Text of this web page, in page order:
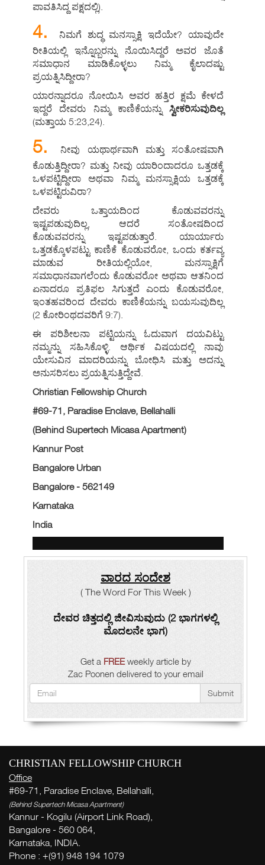
ಪಾವತಿಸಿದ್ದ ಪಕ್ಷದಲ್ಲಿ).
4.
ನಿಮಗೆ ಶುದ್ಧ ಮನಸ್ಸಾಕ್ಷಿ ಇದೆಯೇ? ಯಾವುದೇ
ರೀತಿಯಲ್ಲಿ ಇನ್ನೊಬ್ಬರನ್ನು ನೊಯಿಸಿದ್ದರೆ ಅವರ ಜೊತೆ
ಸಮಾಧಾನ ಮಾಡಿಕೊಳ್ಳಲು ನಿಮ್ಮ ಕೈಲಾದಷ್ಟು
ಪ್ರಯತ್ನಿಸಿದ್ದೀರಾ?
ಯಾರನ್ನಾದರೂ ನೋಯಿಸಿ ಅವರ ಹತ್ತಿರ ಕ್ಷಮೆ ಕೇಳದೆ
ಇದ್ದರೆ ದೇವರು ನಿಮ್ಮ ಕಾಣಿಕೆಯನ್ನು ಸ್ವೀಕರಿಸುವುದಿಲ್ಲ
(ಮತ್ತಾಯ 5:23,24).
5.
ನೀವು ಯಥಾರ್ಥವಾಗಿ ಮತ್ತು ಸಂತೋಷವಾಗಿ
ಕೊಡುತ್ತಿದ್ದೀರಾ? ಮತ್ತು ನೀವು ಯಾರಿಂದಾದರೂ ಒತ್ತಡಕ್ಕೆ
ಒಳಪಟ್ಟಿದ್ದೀರಾ ಅಥವಾ ನಿಮ್ಮ ಮನಸ್ಸಾಕ್ಷಿಯ ಒತ್ತಡಕ್ಕೆ
ಒಳಪಟ್ಟಿರುವಿರಾ?
ದೇವರು ಒತ್ತಾಯದಿಂದ ಕೊಡುವವರನ್ನು
ಇಷ್ಟಪಡುವುದಿಲ್ಲ, ಆದರೆ ಸಂತೋಷದಿಂದ
ಕೊಡುವವರನ್ನು ಇಷ್ಟಪಡುತ್ತಾರೆ. ಯಾರ್ಯಾರು
ಒತ್ತಡಕ್ಕೊಳಪಟ್ಟು ಕಾಣಿಕೆ ಕೊಡುವರೋ, ಒಂದು ಕರ್ತವ್ಯ
ಮಾಡುವ ರೀತಿಯಲ್ಲಿಯೋ, ಮನಸ್ಸಾಕ್ಷಿಗೆ
ಸಮಾಧಾನವಾಗಲೆಂದು ಕೊಡುವರೋ ಅಥವಾ ಆತನಿಂದ
ಏನಾದರೂ ಪ್ರತಿಫಲ ಸಿಗುತ್ತದೆ ಎಂದು ಕೊಡುವರೋ,
ಇಂತಹವರಿಂದ ದೇವರು ಕಾಣಿಕೆಯನ್ನು ಬಯಸುವುದಿಲ್ಲ
(2 ಕೋರಿಂಥದವರಿಗೆ 9:7).
ಈ ಪರಿಶೀಲನಾ ಪಟ್ಟಿಯನ್ನು ಓದುವಾಗ ದಯವಿಟ್ಟು
ನಮ್ಮನ್ನು ಸಹಿಸಿಕೊಳ್ಳಿ. ಆರ್ಥಿಕ ವಿಷಯದಲ್ಲಿ ನಾವು
ಯೇಸುವಿನ ಮಾದರಿಯನ್ನು ಬೋಧಿಸಿ ಮತ್ತು ಅದನ್ನು
ಅನುಸರಿಸಲು ಪ್ರಯತ್ನಿಸುತ್ತಿದ್ದೇವೆ.
Christian Fellowship Church
#69-71, Paradise Enclave, Bellahalli
(Behind Supertech Micasa Apartment)
Kannur Post
Bangalore Urban
Bangalore - 562149
Karnataka
India
ವಾರದ ಸಂದೇಶ
( The Word For This Week )
ದೇವರ ಚಿತ್ತದಲ್ಲಿ ಜೀವಿಸುವುದು (2 ಭಾಗಗಳಲ್ಲಿ
ಮೊದಲನೇ ಭಾಗ)
Get a FREEweekly article by
Zac Poonen delivered to your email
Submit
CHRISTIAN FELLOWSHIP CHURCH
Office
#69-71, Paradise Enclave, Bellahalli,
(Behind Supertech Micasa Apartment)
Kannur - Kogilu (Airport Link Road),
Bangalore - 560 064,
Karnataka, INDIA.
Phone : +(91) 948 194 1079